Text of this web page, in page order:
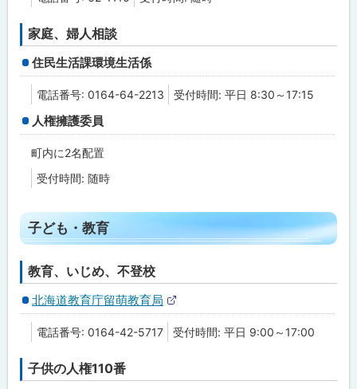
ト
家庭、婦人相談
住民生活課環境生活係
電話番号: 0164-64-2213 受付時間: 平日 8:30～17:15
人権擁護委員
町内に2名配置
受付時間: 随時
ト
ッ
プ
に
戻
子ども・教育
教育、いじめ、不登校
北海道教育庁留萌教育局
外
部
サ
電話番号: 0164-42-5717 受付時間: 平日 9:00～17:00
子供の人権110番